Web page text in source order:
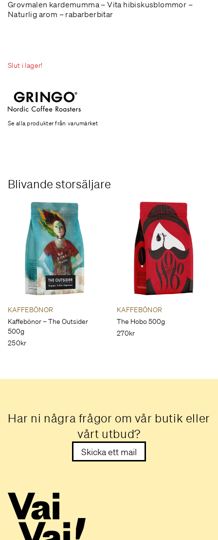
Grovmalen kardemumma – Vita hibiskusblommor –
Naturlig arom – rabarberbitar
Slut i lager!
Se alla produkter från varumärket
Blivande storsäljare
KAFFEBÖNOR
Kaffebönor – The Outsider
500g
250kr
KAFFEBÖNOR
The Hobo 500g
270kr
Har ni några frågor om vår butik eller
vårt utbud?
Skicka ett mail